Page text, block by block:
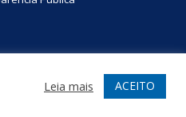
Acessar Webmail
Leia mais ACEITO